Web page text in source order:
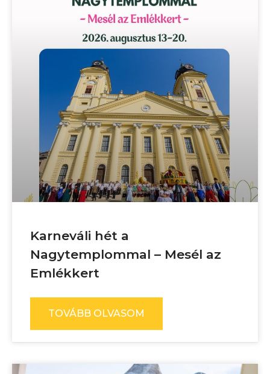
Karneváli hét a
Nagytemplommal – Mesél az
Emlékkert
TOVÁBB OLVASOM